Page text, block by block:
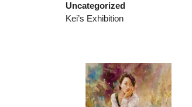
Uncategorized
Kei’s Exhibition